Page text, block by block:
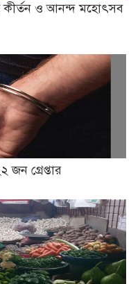
কীর্তন ও আনন্দ মহোৎসব
গ্রেপ্তার